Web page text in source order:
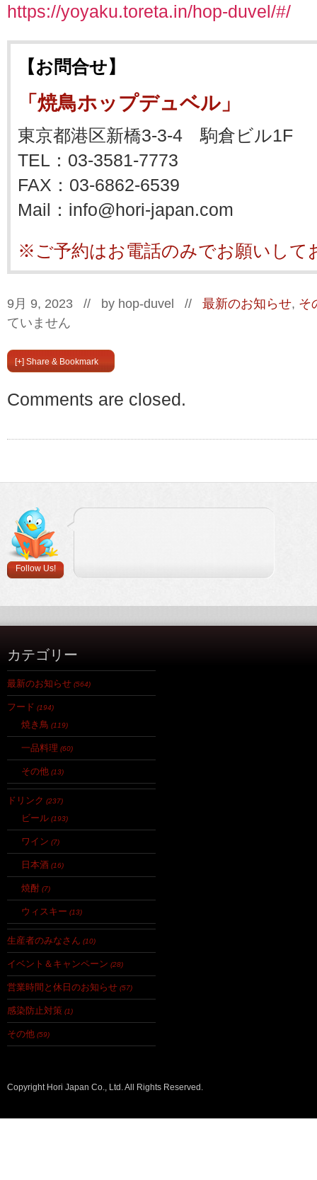
https://yoyaku.toreta.in/hop-duvel/#/
【お問合せ】
「焼鳥ホップデュベル」
東京都港区新橋3-3-4 駒倉ビル1F
TEL：03-3581-7773
FAX：03-6862-6539
Mail：info@hori-japan.com
※ご予約はお電話のみでお願いして
9月 9, 2023 // by hop-duvel // 最新のお知らせ, そ
ていません
[+] Share & Bookmark
Comments are closed.
Follow Us!
カテゴリー
最新のお知らせ (564)
フード (194)
焼き鳥 (119)
一品料理 (60)
その他 (13)
ドリンク (237)
ビール (193)
ワイン (7)
日本酒 (16)
焼酎 (7)
ウィスキー (13)
生産者のみなさん (10)
イベント＆キャンペーン (28)
営業時間と休日のお知らせ (57)
感染防止対策 (1)
その他 (59)
Copyright Hori Japan Co., Ltd. All Rights Reserved.